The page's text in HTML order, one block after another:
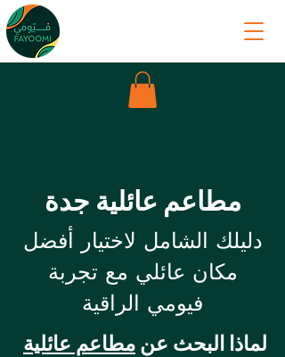
مطاعم عائلية جدة
دليلك الشامل لاختيار أفضل
مكان عائلي مع تجربة
فيومي الراقية
لماذا البحث عن مطاعم عائلية